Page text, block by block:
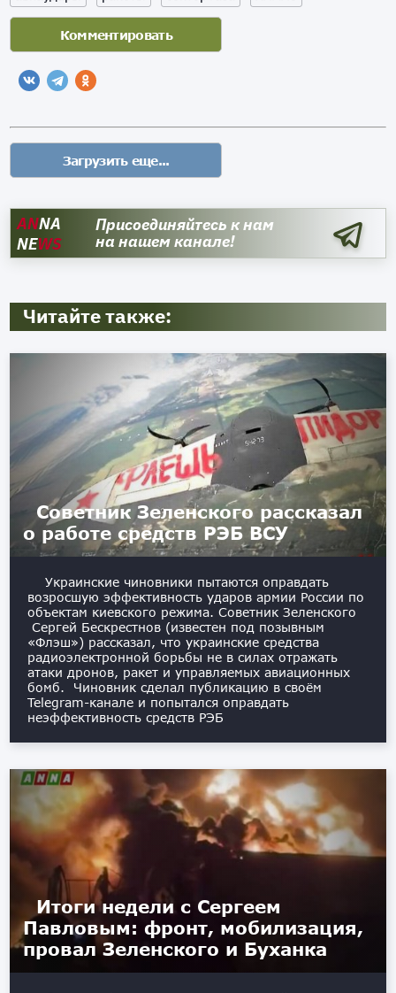
ANNA
NEWS
Присоединяйтесь к нам
на нашем канале!
Читайте также:
Советник Зеленского рассказал
о работе средств РЭБ ВСУ
Украинские чиновники пытаются оправдать
возросшую эффективность ударов армии России по
объектам киевского режима. Советник Зеленского
Сергей Бескрестнов (известен под позывным
«Флэш») рассказал, что украинские средства
радиоэлектронной борьбы не в силах отражать
атаки дронов, ракет и управляемых авиационных
бомб. Чиновник сделал публикацию в своём
Telegram-канале и попытался оправдать
неэффективность средств РЭБ
Итоги недели с Сергеем
Павловым: фронт, мобилизация,
провал Зеленского и Буханка